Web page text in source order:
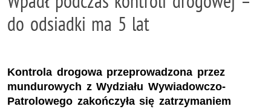
do odsiadki ma 5 lat
Kontrola drogowa przeprowadzona przez
mundurowych z Wydziału Wywiadowczo-
Patrolowego zakończyła się zatrzymaniem